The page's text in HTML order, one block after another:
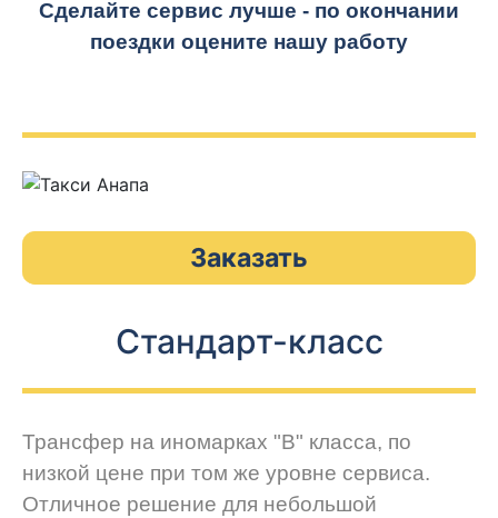
Сделайте сервис лучше - по окончании
поездки оцените нашу работу
Заказать
Стандарт-класс
Трансфер на иномарках "В" класса, по
низкой цене при том же уровне сервиса.
Отличное решение для небольшой